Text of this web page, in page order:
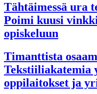
Tähtäimessä ura
Poimi kuusi
opiskeluun
Timanttista
Tekstiiliakatemia
oppilaitokset ja